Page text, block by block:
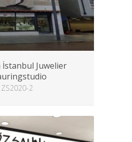
İstanbul Juwelier
ZS2020-2